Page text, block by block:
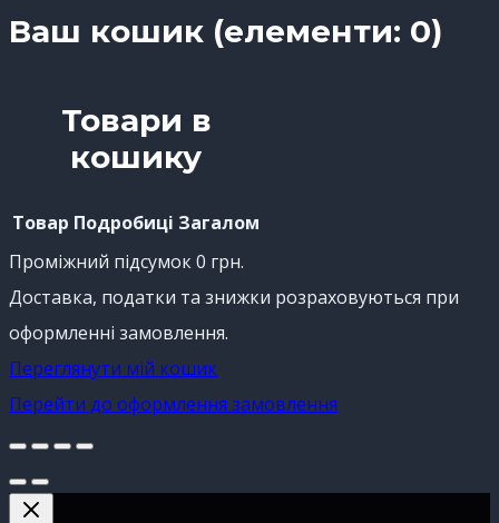
Ваш кошик (елементи: 0)
Товари в
кошику
Товар Подробиці Загалом
Проміжний підсумок0 грн.
Доставка, податки та знижки розраховуються при
оформленні замовлення.
Переглянути мій кошик
Перейти до оформлення замовлення